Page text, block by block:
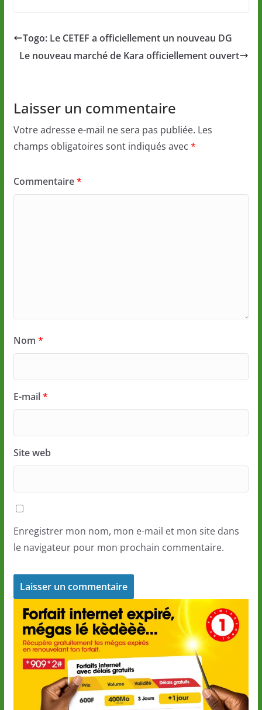
Togo: Le CETEF a officiellement un nouveau DG
Le nouveau marché de Kara officiellement ouvert
Laisser un commentaire
Votre adresse e-mail ne sera pas publiée. Les
champs obligatoires sont indiqués avec *
Commentaire*
Nom *
E-mail*
Site web
Enregistrer mon nom, mon e-mail et mon site dans
le navigateur pour mon prochain commentaire.